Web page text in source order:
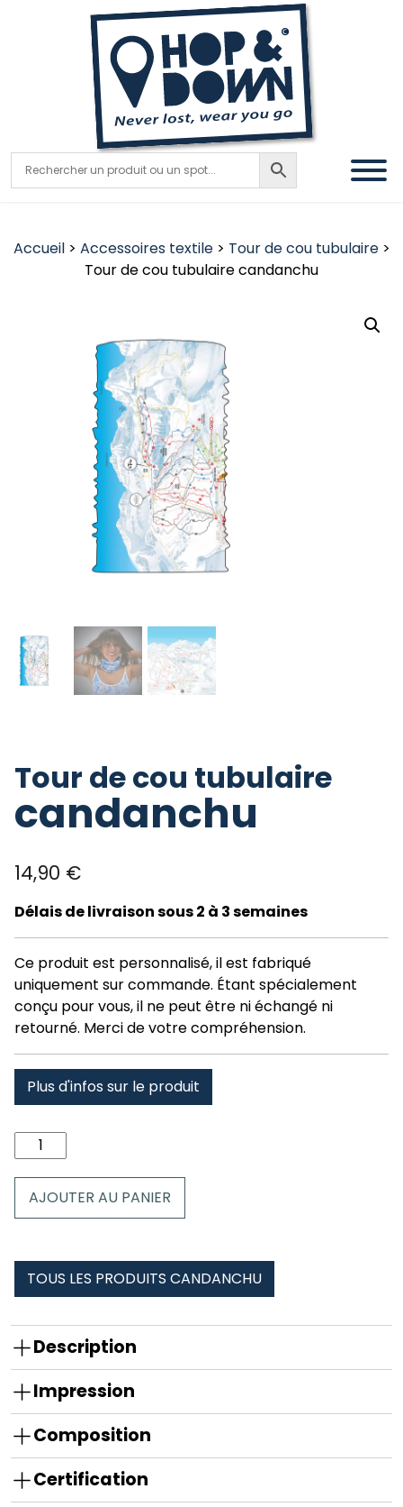
Accueil> Accessoires textile> Tour de cou tubulaire>
Tour de cou tubulaire candanchu
Tour de cou tubulaire
candanchu
14,90 €
Délais de livraison sous 2 à 3 semaines
Ce produit est personnalisé, il est fabriqué
uniquement sur commande. Étant spécialement
conçu pour vous, il ne peut être ni échangé ni
retourné. Merci de votre compréhension.
Plus d'infos sur le produit
quantité
de
de
candanchu
AJOUTER AU PANIER
TOUS LES PRODUITS CANDANCHU
Description
Impression
Composition
Certification